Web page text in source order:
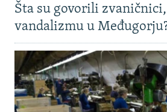
Šta su govorili zvaničnici,
vandalizmu u